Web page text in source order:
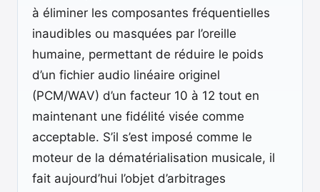
à éliminer les composantes fréquentielles
inaudibles ou masquées par l’oreille
humaine, permettant de réduire le poids
d’un fichier audio linéaire originel
(PCM/WAV) d’un facteur 10 à 12 tout en
maintenant une fidélité visée comme
acceptable. S’il s’est imposé comme le
moteur de la dématérialisation musicale, il
fait aujourd’hui l’objet d’arbitrages